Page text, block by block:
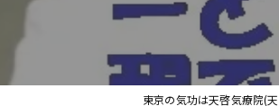
肝臓疾患の原因と症状を解明及び緩解法
東京の気功は天啓気療院(